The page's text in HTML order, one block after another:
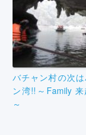
バチャン村の次は
ン湾!!～Family
～